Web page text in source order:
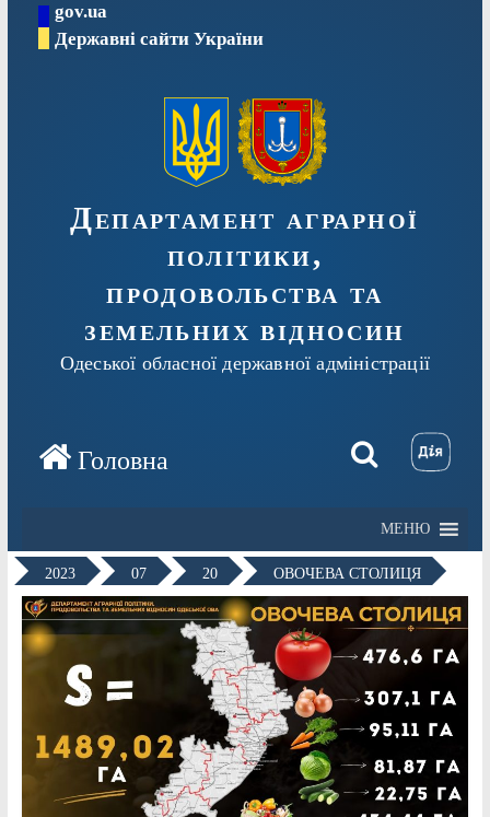
Перейтиgov.ua
Державні сайти України
Департамент аграрної
політики,
продовольства та
земельних відносин
Одеської обласної державної адміністрації
МЕНЮ
2023 07 20 ОВОЧЕВА СТОЛИЦЯ